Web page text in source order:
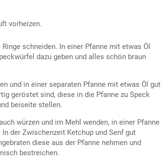
vorheizen.
schneiden. In einer Pfanne mit etwas Öl
dazu geben und alles schön braun
und in einer separaten Pfanne mit etwas Öl gut
geröstet sind, diese in die Pfanne zu Speck
beiseite stellen.
würzen und im Mehl wenden, in einer Pfanne
der Zwischenzeit Ketchup und Senf gut
diese aus der Pfanne nehmen und
bestreichen.